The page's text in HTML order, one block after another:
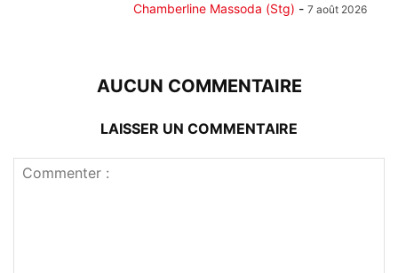
Chamberline Massoda (Stg) - 7 août 2026
AUCUN COMMENTAIRE
LAISSER UN COMMENTAIRE